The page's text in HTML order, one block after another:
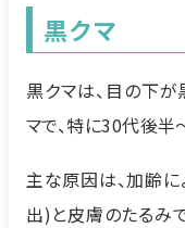
黒クマ
黒クマは、目の下
マで、特に30代後半
主な原因は、加齢
出)と皮膚のたるみ